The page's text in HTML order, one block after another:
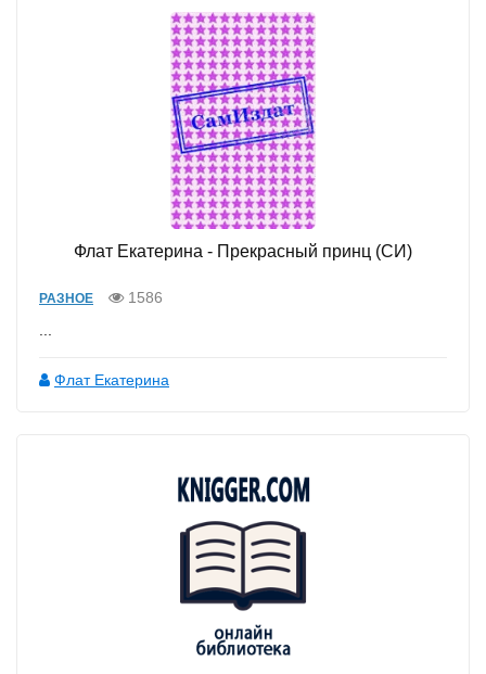
Флат Екатерина - Прекрасный принц (СИ)
РАЗНОЕ
1586
Флат Екатерина